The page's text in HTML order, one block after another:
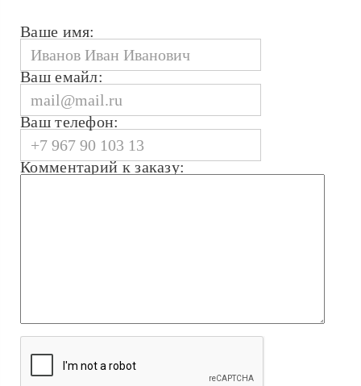
Ваше имя:
Ваш емайл:
Ваш телефон:
Комментарий к заказу: